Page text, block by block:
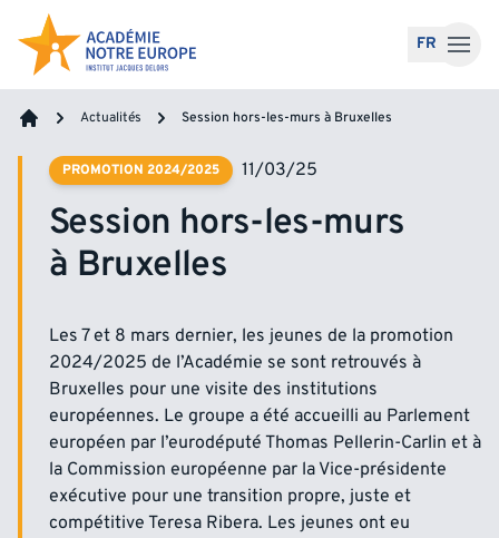
Accéder au contenu
FR
Actualités Session hors-les-murs à Bruxelles
PROMOTION 2024/2025 11/03/25
Session hors-les-murs
à Bruxelles
Les 7 et 8 mars dernier, les jeunes de la promotion
2024/2025 de l’Académie se sont retrouvés à
Bruxelles pour une visite des institutions
européennes. Le groupe a été accueilli au Parlement
européen par l’eurodéputé Thomas Pellerin-Carlin et à
la Commission européenne par la Vice-présidente
exécutive pour une transition propre, juste et
compétitive Teresa Ribera. Les jeunes ont eu